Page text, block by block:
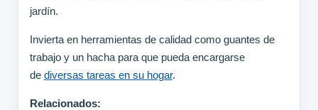
jardín.
Invierta en herramientas de calidad como guantes de
trabajo y un hacha para que pueda encargarse
de diversas tareas en su hogar.
Relacionados: